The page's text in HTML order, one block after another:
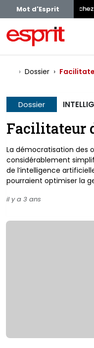
Mot d'EspritNe cherchez
Dossier
Dossier
Facilitateur
La démocratisation des
considérablement
de l’intelligence
pourraient optimiser la
il y a 3 ans